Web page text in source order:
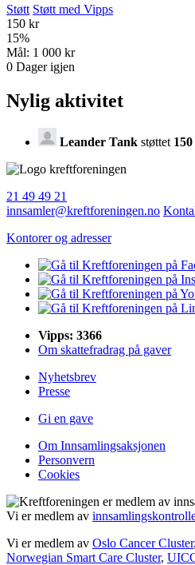
Støtt Støtt med Vipps
150 kr
15%
Mål: 1 000 kr
0 Dager igjen
Nylig aktivitet
Leander Tank støttet
21 49 49 21
innsamler@kreftforeningen.no
Kontorer og adresser
Vipps: 3366
Om skattefradrag på gaver
Nyhetsbrev
Presse
Gi en gave
Om Innsamlingsaksjonen
Personvern
Cookies
Vi er medlem av
Vi er medlem av Oslo Cancer Cluster,
Norwegian Smart Care Cluster,